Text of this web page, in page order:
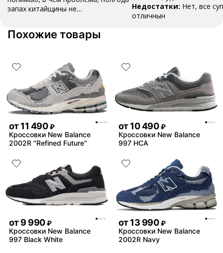
запах китайщины не
деньги вполне норм.
Недостатки: Нет, все
отличнын
Похожие товары
от11 490 ₽
Кроссовки New Balance
2002R "Refined Future"
от10 490 ₽
Кроссовки New Balance
997 HCA
от9 990 ₽
Кроссовки New Balance
997 Black White
от13 990 ₽
Кроссовки New Balance
2002R Navy